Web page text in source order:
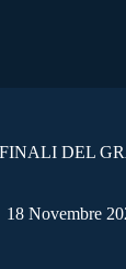
DEL
18 Novembre